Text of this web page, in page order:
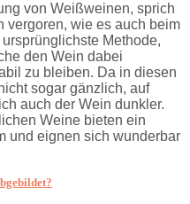
von Weißweinen, sprich
vergoren, wie es auch beim
Methode,
den Wein dabei
zu bleiben. Da in diesen
sogar gänzlich, auf
auch der Wein dunkler.
Weine bieten ein
und eignen sich wunderbar